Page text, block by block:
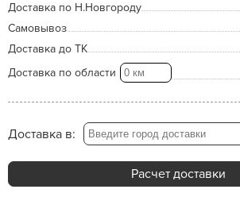
Доставка по Н.Новгороду
Самовывоз
Доставка до ТК
Доставка по области
Доставка в:
Расчет доставки